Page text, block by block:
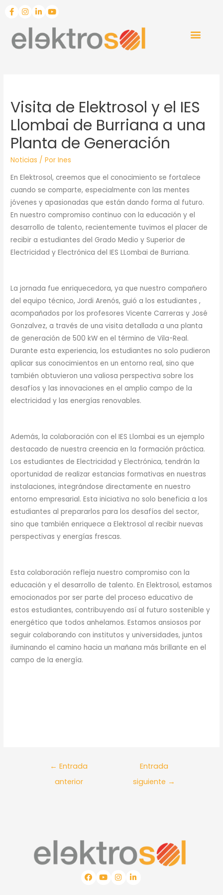
Visita de Elektrosol y el IES
Llombai de Burriana a una
Planta de Generación
Noticias / PorInes
En Elektrosol, creemos que el conocimiento se fortalece
cuando se comparte, especialmente con las mentes
jóvenes y apasionadas que están dando forma al futuro.
En nuestro compromiso continuo con la educación y el
desarrollo de talento, recientemente tuvimos el placer de
recibir a estudiantes del Grado Medio y Superior de
Electricidad y Electrónica del IES LLombai de Burriana.
La jornada fue enriquecedora, ya que nuestro compañero
del equipo técnico, Jordi Arenós, guió a los estudiantes ,
acompañados por los profesores Vicente Carreras y José
Gonzalvez, a través de una visita detallada a una planta
de generación de 500 kW en el término de Vila-Real.
Durante esta experiencia, los estudiantes no solo pudieron
aplicar sus conocimientos en un entorno real, sino que
también obtuvieron una valiosa perspectiva sobre los
desafíos y las innovaciones en el amplio campo de la
electricidad y las energías renovables.
Además, la colaboración con el IES Llombai es un ejemplo
destacado de nuestra creencia en la formación práctica.
Los estudiantes de Electricidad y Electrónica, tendrán la
oportunidad de realizar estancias formativas en nuestras
instalaciones, integrándose directamente en nuestro
entorno empresarial. Esta iniciativa no solo beneficia a los
estudiantes al prepararlos para los desafíos del sector,
sino que también enriquece a Elektrosol al recibir nuevas
perspectivas y energías frescas.
Esta colaboración refleja nuestro compromiso con la
educación y el desarrollo de talento. En Elektrosol, estamos
emocionados por ser parte del proceso educativo de
estos estudiantes, contribuyendo así al futuro sostenible y
energético que todos anhelamos. Estamos ansiosos por
seguir colaborando con institutos y universidades, juntos
iluminando el camino hacia un mañana más brillante en el
campo de la energía.
← Entrada
anterior
Entrada
siguiente →